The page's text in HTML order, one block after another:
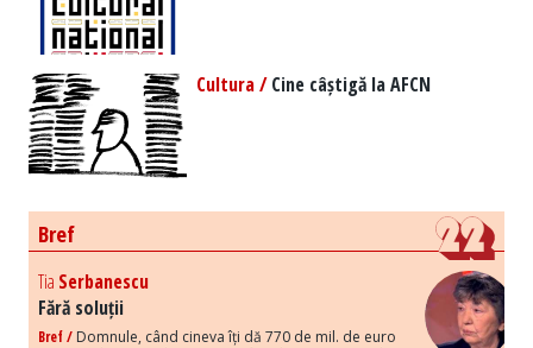
Cultura /Cine câștigă la AFCN
Bref
Tia Serbanescu
Fără soluții
Bref / Domnule, când cineva îți dă 770 de mil. de euro